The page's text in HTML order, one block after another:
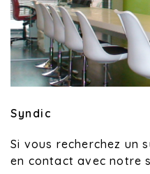
Syndic
Si vous recherchez un
en contact avec notre